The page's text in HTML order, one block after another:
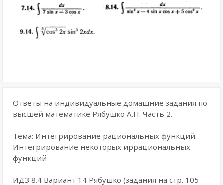
Ответы на индивидуальные домашние задания по
высшей математике Рябушко А.П. Часть 2.
Тема: Интегрирование рациональных функций.
Интегрирование некоторых иррациональных
функций
ИДЗ 8.4 Вариант 14 Рябушко (задания на стр. 105-